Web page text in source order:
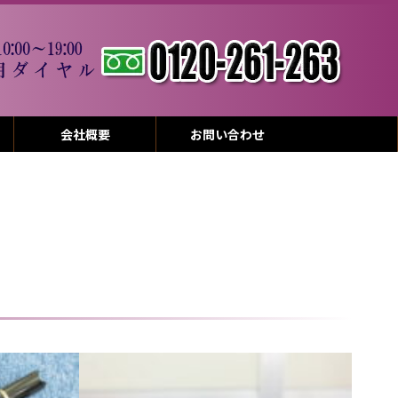
会社概要 お問い合わせ